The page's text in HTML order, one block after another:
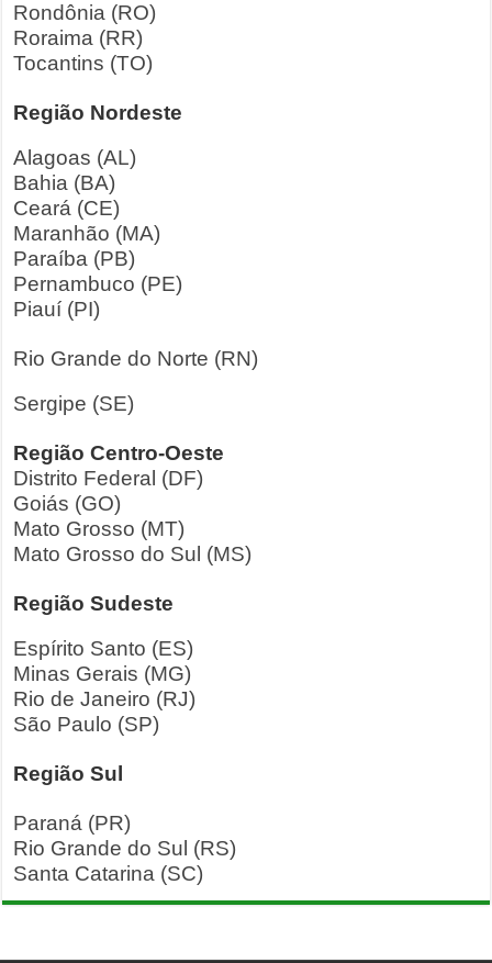
Rondônia (RO)
Roraima (RR)
Tocantins (TO)
Região Nordeste
Alagoas (AL)
Bahia (BA)
Ceará (CE)
Maranhão (MA)
Paraíba (PB)
Pernambuco (PE)
Piauí (PI)
Rio Grande do Norte (RN)
Sergipe (SE)
Região Centro-Oeste
Distrito Federal (DF)
Goiás (GO)
Mato Grosso (MT)
Mato Grosso do Sul (MS)
Região Sudeste
Espírito Santo (ES)
Minas Gerais (MG)
Rio de Janeiro (RJ)
São Paulo (SP)
Região Sul
Paraná (PR)
Rio Grande do Sul (RS)
Santa Catarina (SC)